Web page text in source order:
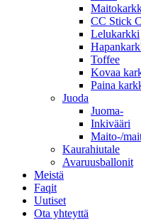
CC Stick
Lelukarkki
Toffee
Kovaa
Paina
Juoda
Juoma-
Inkivääri
Maito-/
Kaurahiutale
Avaruusballonit
Meistä
Faqit
Uutiset
Ota yhteyttä